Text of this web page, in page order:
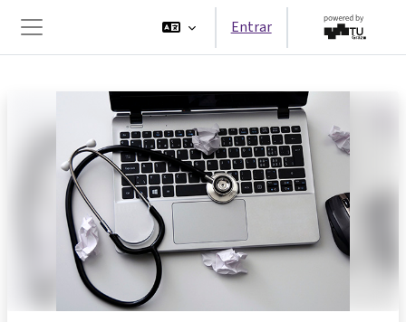
Painel lateral
Entrar